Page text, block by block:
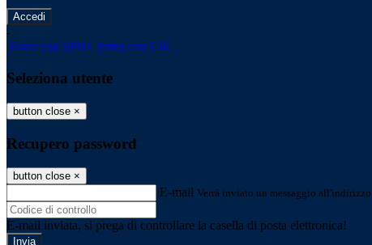
-
Entra con SPID Entra con CIE
Seleziona utente
button close ×
Recupero password
button close ×
E-mail Verrà inviato un messaggio
E-mail inviata, si prega di controllare la casella di posta elettronica!